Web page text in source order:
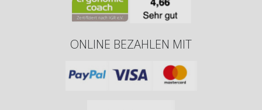
ONLINE BEZAHLEN MIT